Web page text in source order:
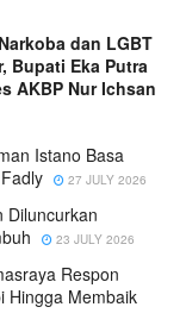
dan LGBT
Bupati Eka Putra
AKBP Nur Ichsan
Istano Basa
27 JULY 2026
Diluncurkan
23 JULY 2026
Respon
Hingga Membaik